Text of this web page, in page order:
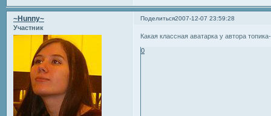
Поделиться2007-12-07 23:59:28
~Hunny~
Участник
Какая классная аватарка у автора
0